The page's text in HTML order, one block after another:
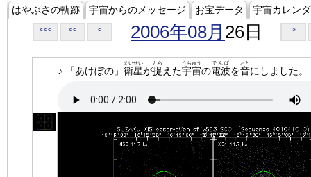
はやぶさの軌跡 宇宙からのメッセージ お宝データ 宇宙カレン
<<< << < 2006年08月 26日 >
♪ 「あけぼの」 衛星
えいせい
が捉
とら
えた宇宙
うちゅう
の電波
でんぱ
を音
おと
にしました。